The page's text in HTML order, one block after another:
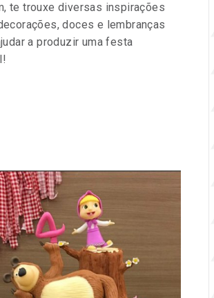
te trouxe diversas inspirações
doces e lembranças
a produzir uma festa